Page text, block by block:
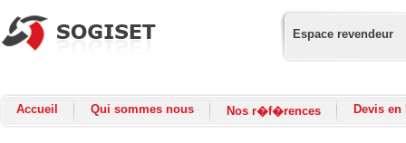
Espace revendeur
Accueil Qui sommes nous Nos r�f�rences Devis